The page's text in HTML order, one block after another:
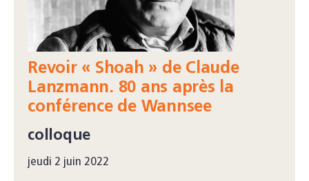
Revoir « Shoah » de Claude
Lanzmann. 80 ans après la
conférence de Wannsee
colloque
jeudi 2 juin 2022